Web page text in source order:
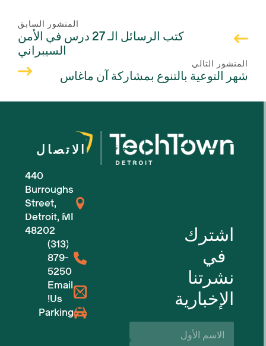
المنشور السابق
كتب الرسائل الـ 27 درس في الأمن
السيبراني
المنشور التالي
شهر التوعية بالتنوع بمشاركة آن ماغاس
اشترك
في
نشرتنا
الإخبارية
الاسم
الأول*
من نحن
للشركات الناشئة في مجال التكنولوجيا
الفعاليات القادمة
دعم الأعمال والموارد
الاتصال
440
Burroughs
Street,
Detroit, MI
48202
(313)
879-
5250
Email
Us!
Parking